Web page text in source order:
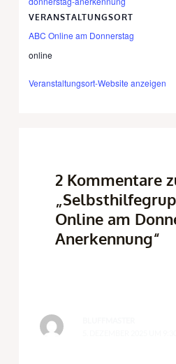
VERANSTALTUNGSORT
ABC Online am Donnerstag
online
Veranstaltungsort-Website anzeigen
2 Kommentare
Online am
Anerkennung“